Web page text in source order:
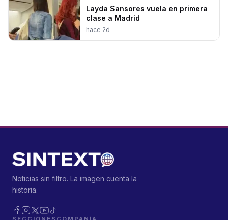
Layda Sansores vuela en primera
clase a Madrid
hace 2d
Noticias sin filtro. La imagen cuenta la
historia.